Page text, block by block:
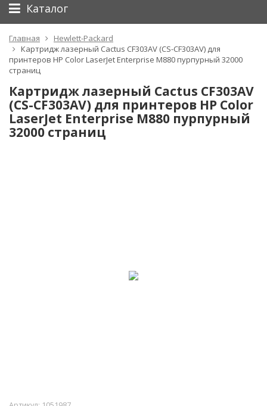
Каталог
Главная
Hewlett-Packard
Картридж лазерный Cactus CF303AV (CS-CF303AV) для
принтеров HP Color LaserJet Enterprise M880 пурпурный 32000
страниц
Картридж лазерный Cactus CF303AV
(CS-CF303AV) для принтеров HP Color
LaserJet Enterprise M880 пурпурный
32000 страниц